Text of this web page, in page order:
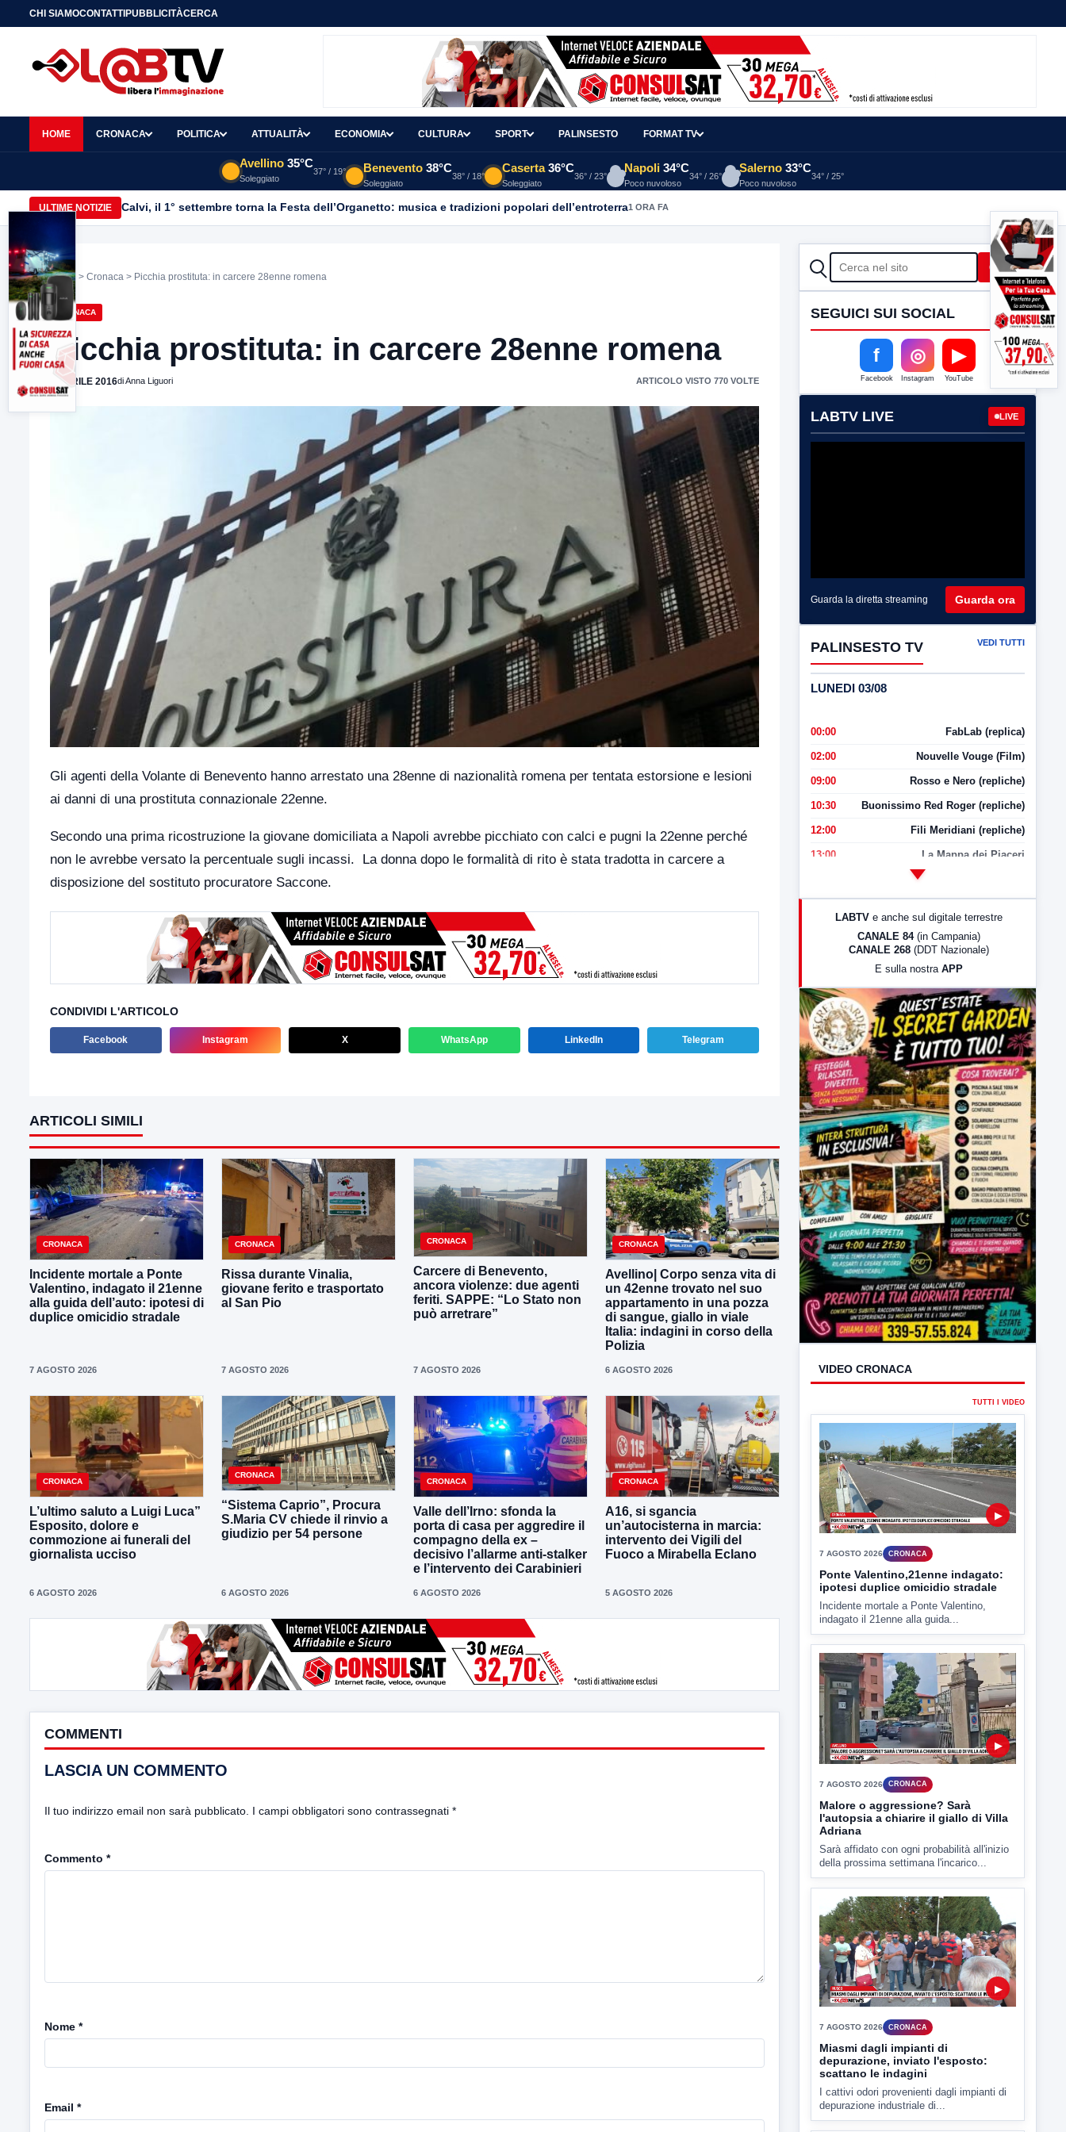
CHI SIAMOCONTATTIPUBBLICITÀCERCA
HOME CRONACA POLITICA ATTUALITÀ ECONOMIA CULTURA SPORT PALINSESTO FORMAT TV
Avellino 35°C
Soleggiato
37° / 19° Benevento 38°C
Soleggiato
38° / 18°
Caserta 36°C
Soleggiato
36° / 23°
Napoli 34°C
Poco nuvoloso
34° / 26°
Salerno 33°C
Poco nuvoloso
34° / 25°
ULTIME NOTIZIE Calvi, il 1° settembre torna la Festa dell’Organetto: musica e tradizioni popolari dell’entroterra1 ORA FA
Home > Cronaca > Picchia prostituta: in carcere 28enne romena
CRONACA
Picchia prostituta: in carcere 28enne romena
5 APRILE 2016di Anna Liguori ARTICOLO VISTO 770 VOLTE
Gli agenti della Volante di Benevento hanno arrestato una 28enne di nazionalità romena per tentata estorsione e lesioni
ai danni di una prostituta connazionale 22enne.
Secondo una prima ricostruzione la giovane domiciliata a Napoli avrebbe picchiato con calci e pugni la 22enne perché
non le avrebbe versato la percentuale sugli incassi. La donna dopo le formalità di rito è stata tradotta in carcere a
disposizione del sostituto procuratore Saccone.
CONDIVIDI L'ARTICOLO
Facebook Instagram X WhatsApp LinkedIn Telegram
ARTICOLI SIMILI
CRONACA
Incidente mortale a Ponte
Valentino, indagato il 21enne
alla guida dell’auto: ipotesi di
duplice omicidio stradale
7 AGOSTO 2026
CRONACA
Rissa durante Vinalia,
giovane ferito e trasportato
al San Pio
7 AGOSTO 2026
CRONACA
Carcere di Benevento,
ancora violenze: due agenti
feriti. SAPPE: “Lo Stato non
può arretrare”
7 AGOSTO 2026
CRONACA
Avellino| Corpo senza vita di
un 42enne trovato nel suo
appartamento in una pozza
di sangue, giallo in viale
Italia: indagini in corso della
Polizia
6 AGOSTO 2026
CRONACA
L’ultimo saluto a Luigi Luca”
Esposito, dolore e
commozione ai funerali del
giornalista ucciso
6 AGOSTO 2026
CRONACA
“Sistema Caprio”, Procura
S.Maria CV chiede il rinvio a
giudizio per 54 persone
6 AGOSTO 2026
CRONACA
Valle dell’Irno: sfonda la
porta di casa per aggredire il
compagno della ex –
decisivo l’allarme anti-stalker
e l’intervento dei Carabinieri
6 AGOSTO 2026
CRONACA
A16, si sgancia
un’autocisterna in marcia:
intervento dei Vigili del
Fuoco a Mirabella Eclano
5 AGOSTO 2026
COMMENTI
LASCIA UN COMMENTO
Il tuo indirizzo email non sarà pubblicato. I campi obbligatori sono contrassegnati *
Commento *
Nome *
Email *
CERCA Cerca
SEGUICI SUI SOCIAL
f
Facebook
◎
Instagram
▶
YouTube
LABTV LIVE LIVE
Guarda la diretta streaming Guarda ora
PALINSESTO TV VEDI TUTTI
LUNEDI 03/08
00:00 FabLab (replica)
02:00 Nouvelle Vouge (Film)
09:00 Rosso e Nero (repliche)
10:30 Buonissimo Red Roger (repliche)
12:00 Fili Meridiani (repliche)
13:00 La Mappa dei Piaceri
LabNews (Diretta)
23:00 LabNews (replica)
LABTV e anche sul digitale terrestre
CANALE 84 (in Campania)
CANALE 268 (DDT Nazionale)
E sulla nostra APP
VIDEO CRONACA
TUTTI I VIDEO
▶
CRONACA
Ponte Valentino,21enne indagato:
ipotesi duplice omicidio stradale
Incidente mortale a Ponte Valentino,
indagato il 21enne alla guida...
7 AGOSTO 2026 CRONACA
Malore o aggressione? Sarà
l'autopsia a chiarire il giallo di Villa
Adriana
Sarà affidato con ogni probabilità all'inizio
della prossima settimana l'incarico...
7 AGOSTO 2026 CRONACA
Miasmi dagli impianti di
depurazione, inviato l'esposto:
scattano le indagini
I cattivi odori provenienti dagli impianti di
depurazione industriale di...